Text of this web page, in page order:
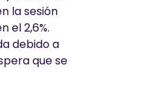
la sesión
el 2,6%.
debido a
que se